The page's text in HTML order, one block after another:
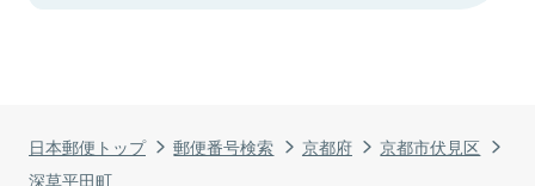
日本郵便トップ 郵便番号検索 京都府
京都市伏見区
深草平田町